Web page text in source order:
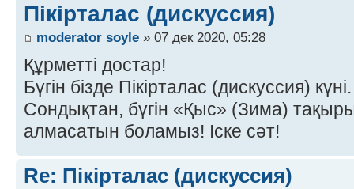
Пікірталас (дискуссия)
moderator soyle » 07 дек 2020, 05:28
Құрметті достар!
Бүгін бізде Пікірталас (дискуссия) күні.
Сондықтан, бүгін «Қыс» (Зима)
алмасатын боламыз! Іске сәт!
Re: Пікірталас (дискуссия)